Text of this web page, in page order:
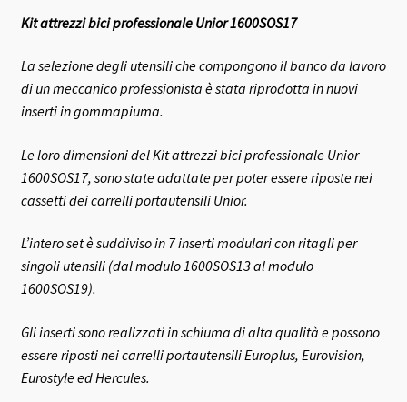
Kit attrezzi bici professionale Unior 1600SOS17
La selezione degli utensili che compongono il banco da lavoro
di un meccanico professionista è stata riprodotta in nuovi
inserti in gommapiuma.
Le loro dimensioni del Kit attrezzi bici professionale Unior
1600SOS17, sono state adattate per poter essere riposte nei
cassetti dei carrelli portautensili Unior.
L’intero set è suddiviso in 7 inserti modulari con ritagli per
singoli utensili (dal modulo 1600SOS13 al modulo
1600SOS19).
Gli inserti sono realizzati in schiuma di alta qualità e possono
essere riposti nei carrelli portautensili Europlus, Eurovision,
Eurostyle ed Hercules.